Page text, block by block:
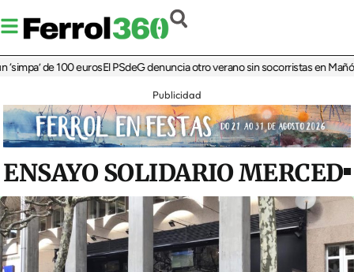
de 100 eurosEl PSdeG denuncia otro verano sin socorristas en Mañón
Publicidad
ENSAYO SOLIDARIO MERCED